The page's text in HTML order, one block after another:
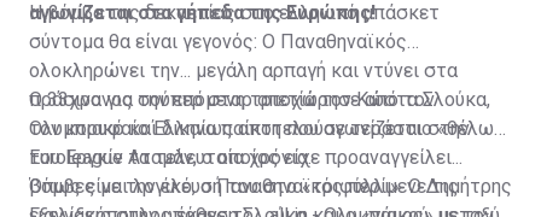
αγωνίζεται στα γήπεδα της Ευρώπης!
Η βόμβα της δεκαετίας στο ελληνικό μπάσκετ
σύντομα θα είναι γεγονός: Ο Παναθηναϊκός
ολοκληρώνει την... μεγάλη αρπαγή και ντύνει στα
πράσινα για την επόμενη τριετία τον Κώστα Σλούκα,
τον κορυφαίο Έλληνα παίκτη που αγωνίζεται στην
Euroleague τα τελευταία χρόνια.
Ο 33χρονος σούπερ σταρ αποχώρησε από τον
Ολυμπιακό και δικαίως αποτελούσε τεράστιο «θέλω»
του Εργκίν Αταμάν, ο οποίος είχε προαναγγείλει...
βόμβες με την έλευσή του στο «τριφύλλι». Ο Δημήτρης
Όπως είναι λογικό, ο Παναθηναϊκός περίμενε τις